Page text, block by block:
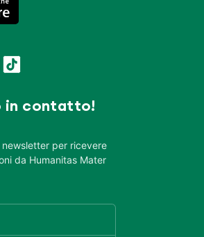
in contatto!
per ricevere
da Humanitas Mater